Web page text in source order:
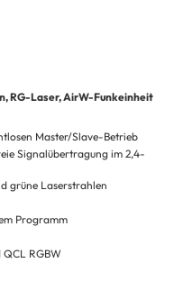
RG-Laser, AirW-Funkeinheit
Master/Slave-Betrieb
Signalübertragung im 2,4-
grüne Laserstrahlen
Programm
RGBW